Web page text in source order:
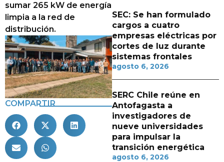
sumar 265 kW de energía
limpia a la red de
distribución.
COMPARTIR
SEC: Se han formulado
cargos a cuatro
empresas eléctricas por
cortes de luz durante
sistemas frontales
agosto 6, 2026
SERC Chile reúne en
Antofagasta a
investigadores de
nueve universidades
para impulsar la
transición energética
agosto 6, 2026